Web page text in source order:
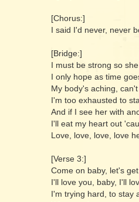
[Chorus:]
I said I'd never, never
[Bridge:]
I must be strong so
I only hope as time
My body's aching,
I'm too exhausted to
And if I see her with
I'll eat my heart out
Love, love, love, love
[Verse 3:]
Come on baby, let's
I'll love you, baby, I'll
I'm trying hard, to stay